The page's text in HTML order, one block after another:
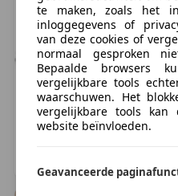
Deze motor wordt u
Motoren.
Wij zijn al sinds 1978
motorspeciaalzaak voor
motoren. Mocht u
van uw motor neem dan
Royal EnfieldBullet 350
€ 6.499 1
te maken, zoals het
inloggegevens of
van deze cookies of
normaal gesproken
Bepaalde browsers
vergelijkbare tools
waarschuwen. Het
vergelijkbare tools
website beïnvloeden.
Geavanceerde